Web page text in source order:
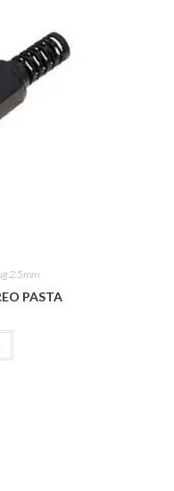
2.5mm
PASTA